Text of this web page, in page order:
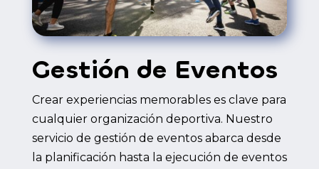
Gestión de Eventos
Crear experiencias memorables es clave para
cualquier organización deportiva. Nuestro
servicio de gestión de eventos abarca desde
la planificación hasta la ejecución de eventos